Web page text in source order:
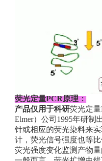
荧光定量PCR原理：
产品仅用于科研荧光定量
Elmer）公司1995年研制
针或相应的荧光染料来
计，荧光信号强度也等
荧光强度变化监测产物